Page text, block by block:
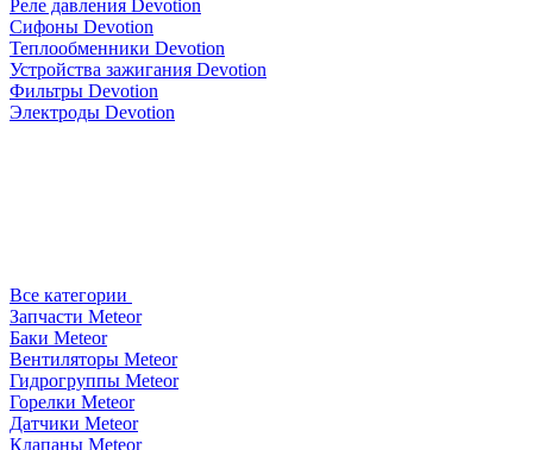
Реле давления Devotion
Сифоны Devotion
Теплообменники Devotion
Устройства зажигания Devotion
Фильтры Devotion
Электроды Devotion
Все категории
Запчасти Meteor
Баки Meteor
Вентиляторы Meteor
Гидрогруппы Meteor
Горелки Meteor
Датчики Meteor
Клапаны Meteor